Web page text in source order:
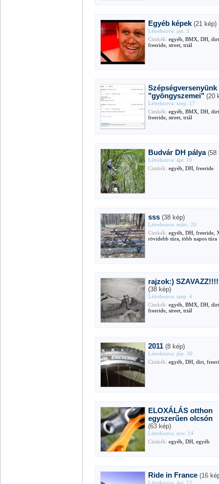
Egyéb képek (21 kép)
Létrehozva: jan. 3
Cimkék: egyéb, BMX, DH,
freeride, street, triál
Szépségversenyünk
"gyöngyszemei" (20
Létrehozva: szep. 17
Cimkék: egyéb, BMX, DH,
freeride, street, triál
Budvár DH pálya (58
Létrehozva: ápr. 10
Cimkék: egyéb, DH, freeride
sss (38 kép)
Létrehozva: márc. 20
Cimkék: egyéb, DH, freeride,
rövidebb túra, több napos túra
rajzok:) SZAVAZZ!!!!
(38 kép)
Létrehozva: szep. 4
Cimkék: egyéb, BMX, DH,
freeride, street, triál
2011 (8 kép)
Létrehozva: jún. 30
Cimkék: egyéb, DH, dirt,
ELOXÁLÁS otthon
egyszerűen olcsón
(63 kép)
Létrehozva: nov. 14
Cimkék: egyéb, DH, egyéb
Ride in France (16
Létrehozva: ápr. 12